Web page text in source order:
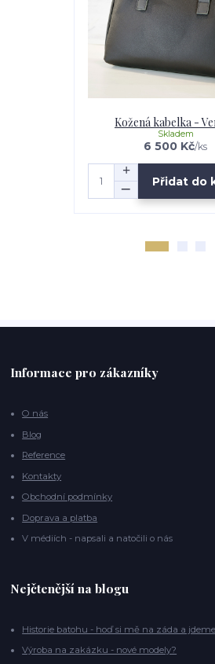
Kožená kabelka -
6 500 Kč/ks
Skladem
Přidat do
Informace pro zákazníky
O nás
Blog
Reference
Kontakty
Obchodní podmínky
Doprava a platba
V médiích - napsali a natočili o nás
Nejčtenější na blogu
Historie batohu - hoď si mě na záda a jdeme...
Výroba na zakázku - nové modely?